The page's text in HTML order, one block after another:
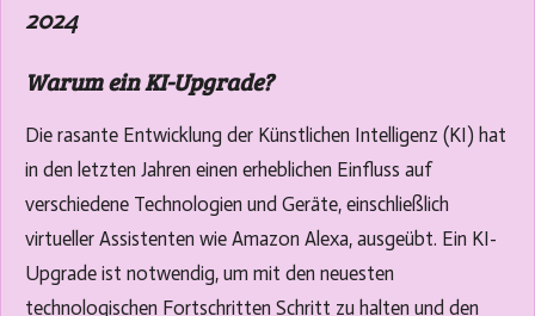
y
c
p
t
u
s
2024
Warum ein KI-Upgrade?
Die rasante Entwicklung der Künstlichen Intelligenz (KI) hat
in den letzten Jahren einen erheblichen Einfluss auf
verschiedene Technologien und Geräte, einschließlich
virtueller Assistenten wie Amazon Alexa, ausgeübt. Ein KI-
Upgrade ist notwendig, um mit den neuesten
technologischen Fortschritten Schritt zu halten und den